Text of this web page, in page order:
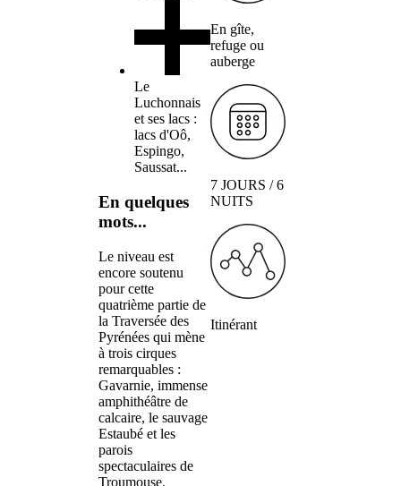
Le
Luchonnais
et ses lacs :
lacs d'Oô,
Espingo,
Saussat...
En quelques
mots...
Le niveau est
encore soutenu
pour cette
quatrième partie de
la Traversée des
Pyrénées qui mène
à trois cirques
remarquables :
Gavarnie, immense
amphithéâtre de
calcaire, le sauvage
Estaubé et les
parois
spectaculaires de
Troumouse.
En gîte,
refuge ou
auberge
7 JOURS / 6
NUITS
Itinérant